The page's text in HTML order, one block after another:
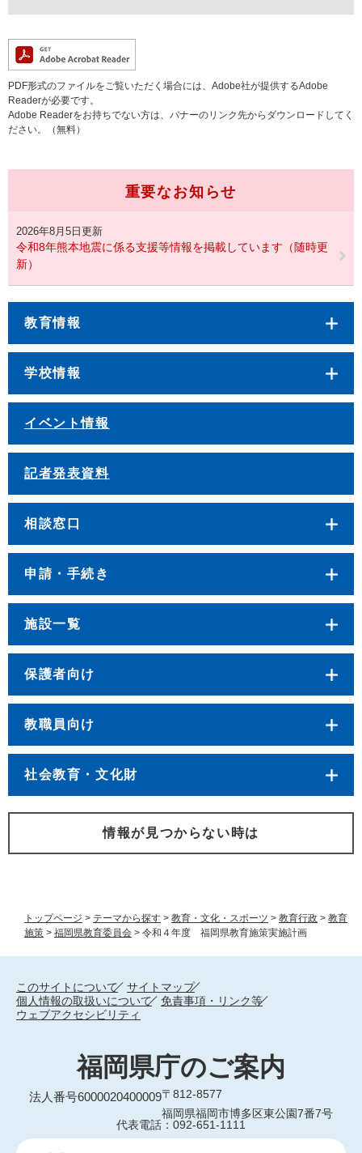
トップページ > テーマから探す > 教育・文化・スポーツ > 教育行政 > 教育
施策 > 福岡県教育委員会 > 令和４年度 福岡県教育施策実施計画
PDF形式のファイルをご覧いただく場合には、Adobe社が提供するAdobe
Readerが必要です。
Adobe Readerをお持ちでない方は、バナーのリンク先からダウンロードしてく
ださい。（無料）
重要なお知らせ
2026年8月5日更新
令和8年熊本地震に係る支援等情報を掲載しています（随時更
新）
教育情報
学校情報
イベント情報
記者発表資料
相談窓口
申請・手続き
施設一覧
保護者向け
教職員向け
社会教育・文化財
情報が見つからない時は
このサイトについて
サイトマップ
個人情報の取扱いについて
免責事項・リンク等
ウェブアクセシビリティ
福岡県庁のご案内
法人番号6000020400009〒812-8577
福岡県福岡市博多区東公園7番7号
代表電話：092-651-1111